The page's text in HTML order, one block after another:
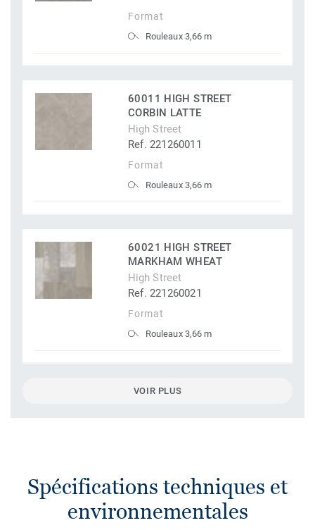
Format
Rouleaux 3,66 m
60011 HIGH STREET
CORBIN LATTE
High Street
Ref. 221260011
Format
Rouleaux 3,66 m
60021 HIGH STREET
MARKHAM WHEAT
High Street
Ref. 221260021
Format
Rouleaux 3,66 m
VOIR PLUS
Spécifications techniques et
environnementales